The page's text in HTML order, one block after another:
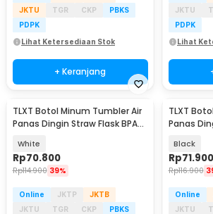
JKTU
TGR CKP
PBKS
PDPK
Lihat Ketersediaan Stok
+ Keranjang
JKTU
PDPK
Lihat
TLXT Botol Minum Tumbler Air
Panas Dingin Straw Flask BPA
White
Rp70.800
Rp114.900 39%
Online JKTP
JKTB
JKTU
TGR CKP
PBKS
TLXT
Panas
Black
Rp71.900
Rp116.900
Online
JKTU